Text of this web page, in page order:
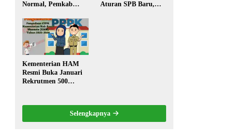
Normal, Pemkab
Distribusi Air Bersih
Lancar ke Rumah
Warga
Aturan SPB Baru,
Kementerian HAM
Resmi Buka Januari
Rekrutmen 500
Selengkapnya